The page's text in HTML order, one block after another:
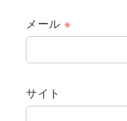
メール ※
サイト